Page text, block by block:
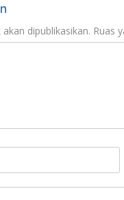
dipublikasikan. Ruas